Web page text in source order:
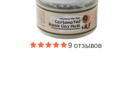
9 отзывов